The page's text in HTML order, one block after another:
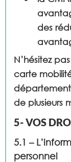
des
N’hésitez
carte
de plusieurs
5- VOS
5.1 –
personnel